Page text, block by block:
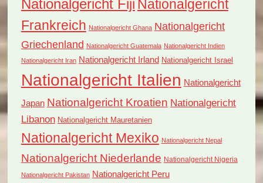
Nationalgericht Fiji Nationalgericht
Frankreich Nationalgericht Ghana Nationalgericht
Griechenland Nationalgericht Guatemala Nationalgericht Indien
Nationalgericht Iran Nationalgericht Irland Nationalgericht Israel
Nationalgericht Italien Nationalgericht
Japan Nationalgericht Kroatien Nationalgericht
Libanon Nationalgericht Mauretanien
Nationalgericht Mexiko Nationalgericht Nepal
Nationalgericht Niederlande Nationalgericht Nigeria
Nationalgericht Pakistan Nationalgericht Peru